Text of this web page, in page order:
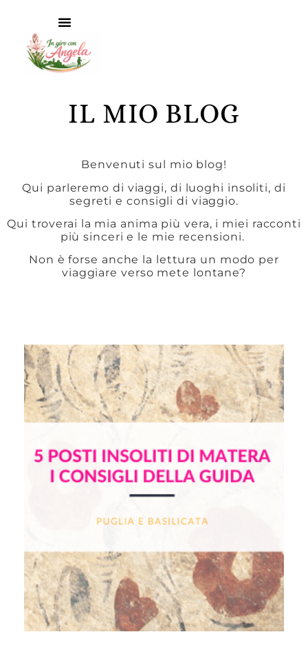
IL MIO BLOG
Benvenuti sul mio blog!
Qui parleremo di viaggi, di luoghi insoliti, di
segreti e consigli di viaggio.
Qui troverai la mia anima più vera, i miei racconti
più sinceri e le mie recensioni.
Non è forse anche la lettura un modo per
viaggiare verso mete lontane?